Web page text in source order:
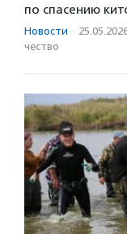
по спасению
Новости ·
чест­во